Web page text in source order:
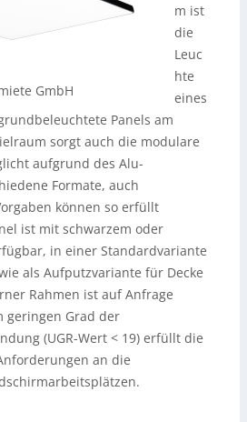
GmbH
m ist
die
Leuc
hte
eines
Panels am
sorgt auch die modulare
aufgrund des Alu-
Formate, auch
können so erfüllt
ist mit schwarzem oder
in einer Standardvariante
als Aufputzvariante für Decke
Rahmen ist auf Anfrage
geringen Grad der
(UGR-Wert < 19) erfüllt die
an die